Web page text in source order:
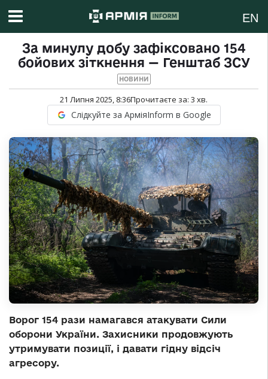
EN
За минулу добу зафіксовано 154
бойових зіткнення — Генштаб ЗСУ
НОВИНИ
21 Липня 2025, 8:36Прочитаєте за: 3 хв.
Слідкуйте за АрміяInform в Google
Ворог 154 рази намагався атакувати Сили
оборони України. Захисники продовжують
утримувати позиції, і давати гідну відсіч
агресору.